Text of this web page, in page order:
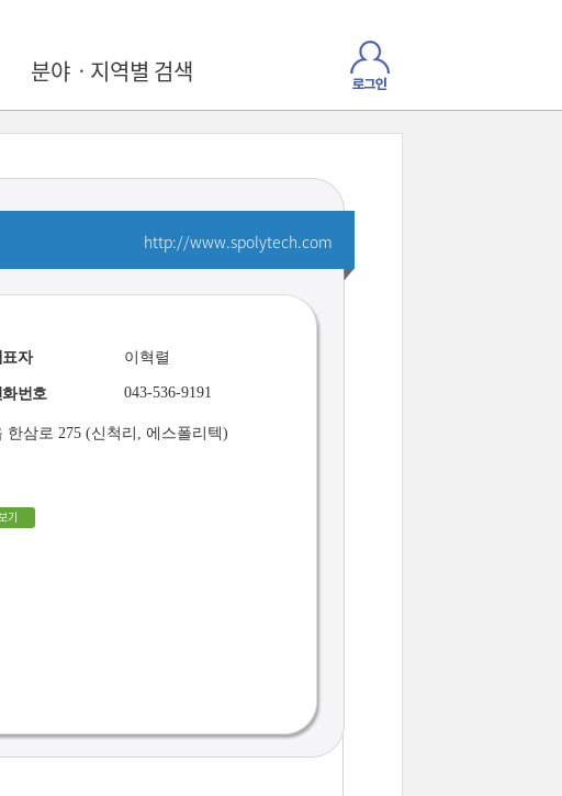
분야ㆍ지역별 검색
http://www.spolytech.com
자 이혁렬
화번호 043-536-9191
한삼로 275 (신척리, 에스폴리텍)
기